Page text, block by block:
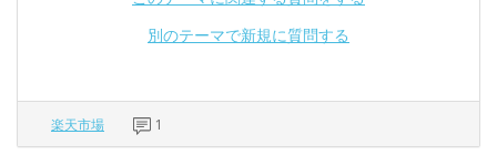
別のテーマで新規に質問する
楽天市場 1